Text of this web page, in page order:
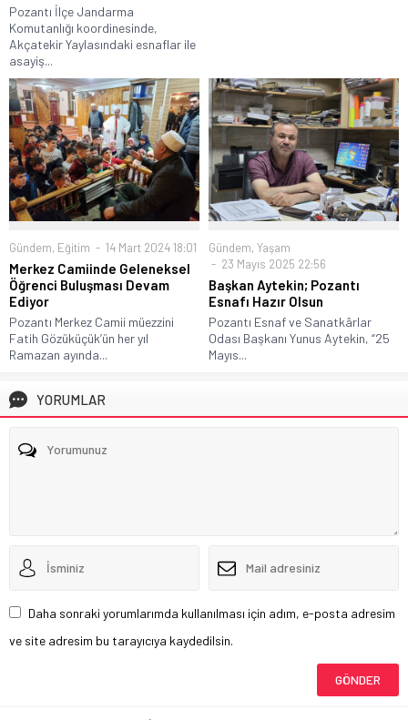
Pozantı İlçe Jandarma
Komutanlığı koordinesinde,
Akçatekir Yaylasındaki esnaflar ile
asayiş...
Gündem, Eğitim 14 Mart 2024 18:01
Merkez Camiinde Geleneksel
Öğrenci Buluşması Devam
Ediyor
Pozantı Merkez Camii müezzini
Fatih Gözüküçük’ün her yıl
Ramazan ayında...
Gündem, Yaşam
23 Mayıs 2025 22:56
Başkan Aytekin; Pozantı
Esnafı Hazır Olsun
Pozantı Esnaf ve Sanatkârlar
Odası Başkanı Yunus Aytekin, “25
Mayıs...
YORUMLAR
Daha sonraki yorumlarımda kullanılması için adım, e-posta adresim
ve site adresim bu tarayıcıya kaydedilsin.